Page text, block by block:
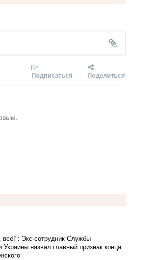
Подписаться Поделиться
всё!": Экс-сотрудник Службы
Украины назвал главный признак конца